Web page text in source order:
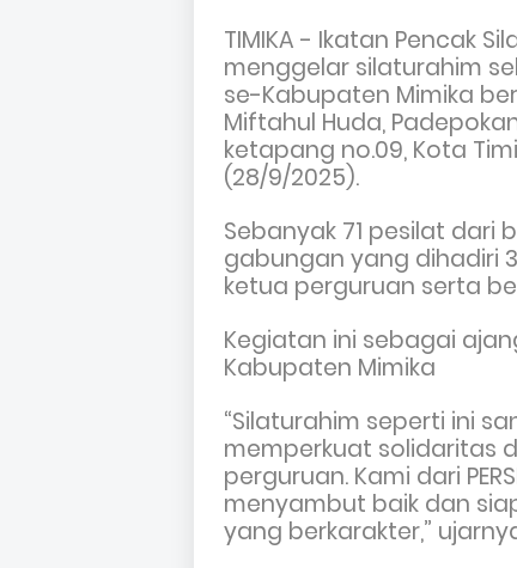
TIMIKA - Ikatan Pencak
menggelar silaturahim
se-Kabupaten Mimika
Miftahul Huda, Padepokan
ketapang no.09, Kota
(28/9/2025).
Sebanyak 71 pesilat
gabungan yang dihadiri
ketua perguruan serta
Kegiatan ini sebagai
Kabupaten Mimika
“Silaturahim seperti ini
memperkuat solidaritas
perguruan. Kami dari
menyambut baik dan
yang berkarakter,”